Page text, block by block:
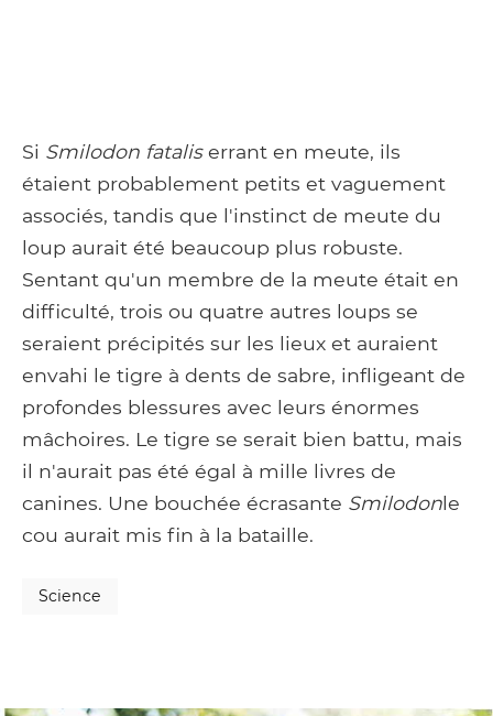
Si Smilodon fataliserrant en meute, ils
étaient probablement petits et vaguement
associés, tandis que l'instinct de meute du
loup aurait été beaucoup plus robuste.
Sentant qu'un membre de la meute était en
difficulté, trois ou quatre autres loups se
seraient précipités sur les lieux et auraient
envahi le tigre à dents de sabre, infligeant de
profondes blessures avec leurs énormes
mâchoires. Le tigre se serait bien battu, mais
il n'aurait pas été égal à mille livres de
canines. Une bouchée écrasante Smilodonle
cou aurait mis fin à la bataille.
Science